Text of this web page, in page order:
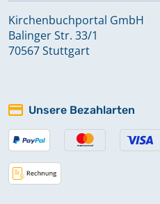
Kirchenbuchportal GmbH
Balinger Str. 33/1
70567 Stuttgart
Unsere Bezahlarten